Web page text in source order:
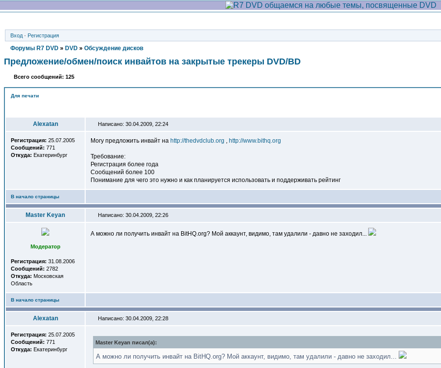
Вход · Регистрация
Форумы R7 DVD » DVD » Обсуждение дисков
Предложение/обмен/поиск инвайтов на закрытые трекеры DVD/BD
Всего сообщений: 125
Для печати
Alexatan Написано: 30.04.2009, 22:24
Регистрация: 25.07.2005
Сообщений: 771
Откуда: Екатеринбург
Могу предложить инвайт на http://thedvdclub.org , http://www.bithq.org
Требование:
Регистрация более года
Сообщений более 100
Понимание для чего это нужно и как планируется использовать и поддерживать рейтинг
В начало страницы
Master Keyan Написано: 30.04.2009, 22:26
Модератор
Регистрация: 31.08.2006
Сообщений: 2782
Откуда: Московская
Область
А можно ли получить инвайт на BitHQ.org? Мой аккаунт, видимо, там удалили - давно не заходил...
В начало страницы
Alexatan Написано: 30.04.2009, 22:28
Регистрация: 25.07.2005
Сообщений: 771
Откуда: Екатеринбург
Master Keyan писал(a):
А можно ли получить инвайт на BitHQ.org? Мой аккаунт, видимо, там удалили - давно не заходил...